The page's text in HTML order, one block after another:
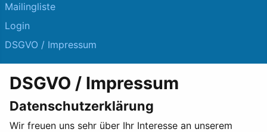
Mailingliste
Login
DSGVO / Impressum
DSGVO / Impressum
Datenschutzerklärung
Wir freuen uns sehr über Ihr Interesse an unserem